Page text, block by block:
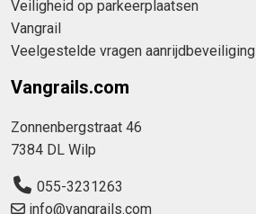
Veiligheid op parkeerplaatsen
Vangrail
Veelgestelde vragen aanrijdbeveiliging
Vangrails.com
Zonnenbergstraat 46
7384 DL Wilp
055-3231263
info@vangrails.com